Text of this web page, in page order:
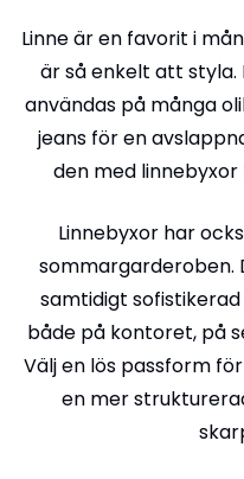
Linne är en favorit i
är så enkelt att styla.
användas på många
jeans för en
den med
Linnebyxor har
sommargarderoben.
samtidigt
både på kontoret, på
Välj en lös passform
en mer